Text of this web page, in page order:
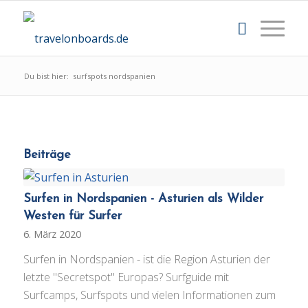
Du bist hier: surfspots nordspanien
Beiträge
Surfen in Nordspanien - Asturien als Wilder
Westen für Surfer
6. März 2020
Surfen in Nordspanien - ist die Region Asturien der
letzte "Secretspot" Europas? Surfguide mit
Surfcamps, Surfspots und vielen Informationen zum